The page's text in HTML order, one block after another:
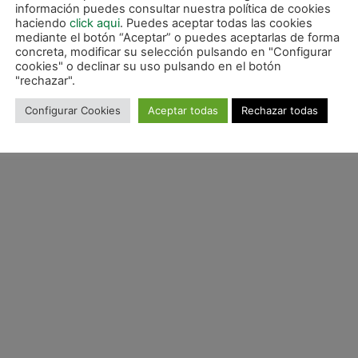
Xota, formados en la base del club de Irurtzun y que ahora se
titular en esta ocasión y que en los últimos minutos, cuando era
murciano saltó a la pista para detener un doble penalti.
el cual saldrá de la eliminatoria entre Vulcanizados Ruiz
información puedes consultar nuestra política de cookies
haciendo click aqui. Puedes aceptar todas las cookies
mediante el botón “Aceptar” o puedes aceptarlas de forma
concreta, modificar su selección pulsando en "Configurar
cookies" o declinar su uso pulsando en el botón
"rechazar".
Configurar Cookies Aceptar todas Rechazar todas